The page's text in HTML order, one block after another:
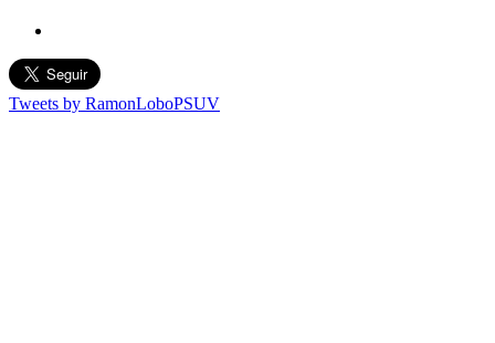
Tweets by RamonLoboPSUV